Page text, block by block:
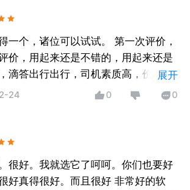
一个，诸位可以试试。 第一次评价，
价，用起来还是不错的，用起来还是
滴答出行出行，司机素质高，价格优
服务质量一流，打车实惠极了顶一个
展开
24 0 0
很好。我就选它了呵呵。你们也要好
好真得很好。而且很好 非常好的软